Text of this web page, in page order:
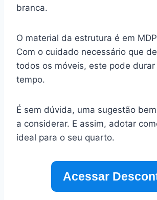
branca.
O material da estrutura é em
Com o cuidado necessário que
todos os móveis, este pode
tempo.
É sem dúvida, uma sugestão
a considerar. E assim, adotar
ideal para o seu quarto.
Acessar